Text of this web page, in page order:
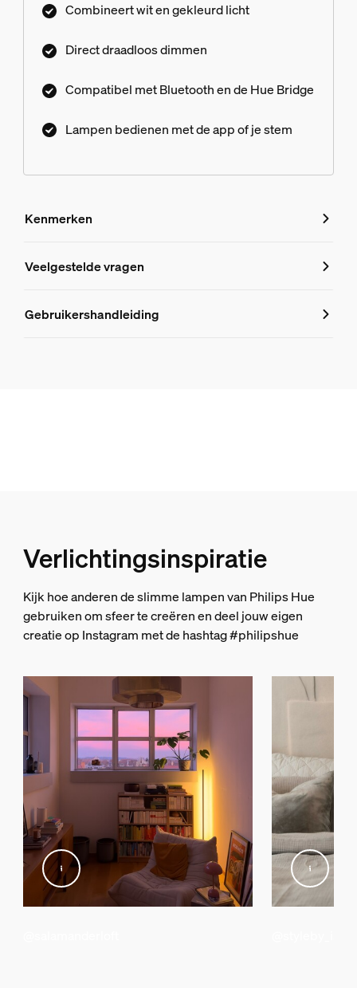
Combineert wit en gekleurd licht
Direct draadloos dimmen
Compatibel met Bluetooth en de Hue Bridge
Lampen bedienen met de app of je stem
Kenmerken
Kenmerken
8718696176245
25.000
Extra onderdeel/accessoire
Dimbaar met Hue app en dimmer
Vast ingebouwde LED-lamp
Ja
Draagbaar
Nee
Inclusief voedingsadapter
ZigBee Light Link
Ja
Lichtkenmerken
Kleurweergave-index (CRI)
Veelgestelde vragen
Veelgestelde vragen
Hoe werken dynamische scènes bij
Kan ik Signe gradient lampen in een
Wat betekent 'gradient'?
Wat is het verschil tussen de originele
Gebruikershandleiding
Verlichtingsinspiratie
Kijk hoe anderen de slimme lampen van Philips Hue
gebruiken om sfeer te creëren en deel jouw eigen
creatie op Instagram met de hashtag #philipshue